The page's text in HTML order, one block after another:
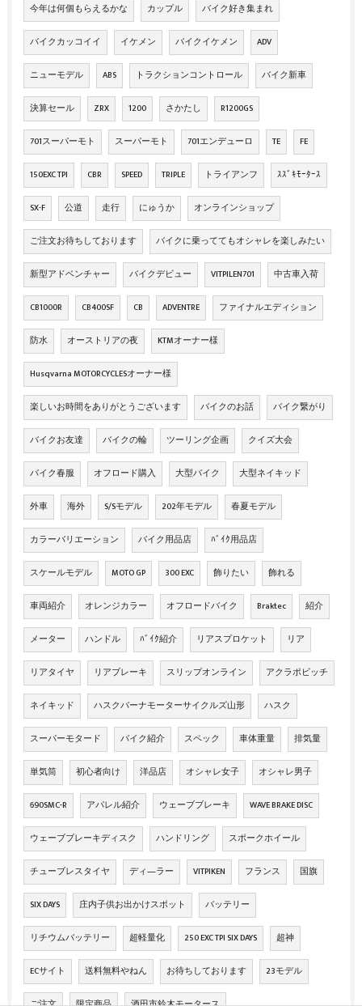
今年は何個もらえるかな カップル バイク好き集まれ
バイクカッコイイ イケメン バイクイケメン ADV
ニューモデル ABS トラクションコントロール バイク新車
決算セール ZRX 1200 さかたし R1200GS
701スーパーモト スーパーモト 701エンデューロ TE FE
150EXC TPI CBR SPEED TRIPLE トライアンフ ｽｽﾞｷﾓｰﾀｰｽ
SX-F 公道 走行 にゅうか オンラインショップ
ご注文お待ちしております バイクに乗っててもオシャレを楽しみたい
新型アドベンチャー バイクデビュー VITPILEN701 中古車入荷
CB1000R CB400SF CB ADVENTRE ファイナルエディション
防水 オーストリアの夜 KTMオーナー様
Husqvarna MOTORCYCLESオーナー様
楽しいお時間をありがとうございます バイクのお話 バイク繋がり
バイクお友達 バイクの輪 ツーリング企画 クイズ大会
バイク春服 オフロード購入 大型バイク 大型ネイキッド
外車 海外 S/Sモデル 202年モデル 春夏モデル
カラーバリエーション バイク用品店 ﾊﾞｲｸ用品店
スケールモデル MOTO GP 300 EXC 飾りたい 飾れる
車両紹介 オレンジカラー オフロードバイク Braktec 紹介
メーター ハンドル ﾊﾞｲｸ紹介 リアスプロケット リア
リアタイヤ リアブレーキ スリップオンライン アクラポビッチ
ネイキッド ハスクバーナモーターサイクルズ山形 ハスク
スーパーモタード バイク紹介 スペック 車体重量 排気量
単気筒 初心者向け 洋品店 オシャレ女子 オシャレ男子
690SMC-R アパレル紹介 ウェーブブレーキ WAVE BRAKE DISC
ウェーブブレーキディスク ハンドリング スポークホイール
チューブレスタイヤ ディ―ラー VITPIKEN フランス 国旗
SIX DAYS 庄内子供お出かけスポット バッテリー
リチウムバッテリー 超軽量化 250 EXC TPI SIX DAYS 超神
ECサイト 送料無料やねん お待ちしております 23モデル